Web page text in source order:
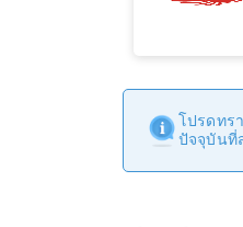
โปรดทร
ปัจจุบันที่